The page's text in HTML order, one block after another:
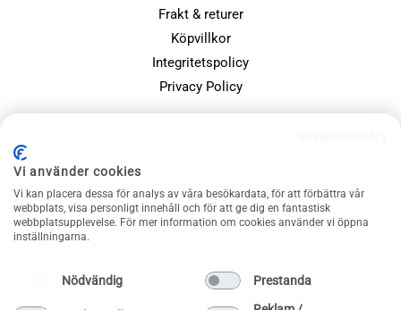
Frakt & returer
Köpvillkor
Integritetspolicy
Privacy Policy
Julklappsspelet
Merchandise
Vi använder cookies
Vi kan placera dessa för analys av våra besökardata, för att förbättra vår
webbplats, visa personligt innehåll och för att ge dig en fantastisk
webbplatsupplevelse. För mer information om cookies använder vi öppna
inställningarna.
Nödvändig Prestanda